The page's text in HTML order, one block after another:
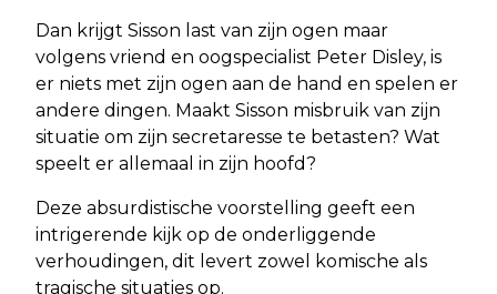
Dan krijgt Sisson last van zijn ogen maar
volgens vriend en oogspecialist Peter Disley, is
er niets met zijn ogen aan de hand en spelen er
andere dingen. Maakt Sisson misbruik van zijn
situatie om zijn secretaresse te betasten? Wat
speelt er allemaal in zijn hoofd?
Deze absurdistische voorstelling geeft een
intrigerende kijk op de onderliggende
verhoudingen, dit levert zowel komische als
tragische situaties op.